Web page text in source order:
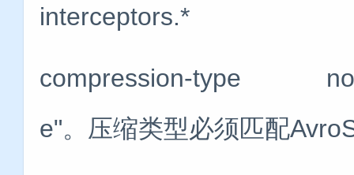
interceptors.*
compression-type
e"。压缩类型必须匹配